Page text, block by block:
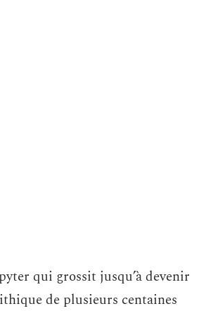
qui grossit jusqu’à devenir
de plusieurs centaines